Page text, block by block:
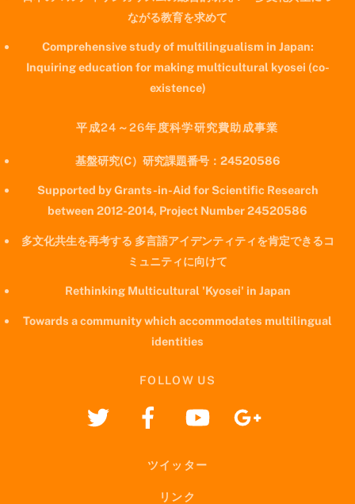
ながる教育を求めて
Comprehensive study of multilingualism in Japan:
Inquiring education for making multicultural kyosei (co-
existence)
平成24～26年度科学研究費助成事業
基盤研究(C）研究課題番号：24520586
Supported by Grants-in-Aid for Scientific Research
between 2012-2014, Project Number 24520586
多文化共生を再考する 多言語アイデンティティを肯定できるコ
ミュニティに向けて
Rethinking Multicultural 'Kyosei' in Japan
Towards a community which accommodates multilingual
identities
FOLLOW US
ツイッター
リンク